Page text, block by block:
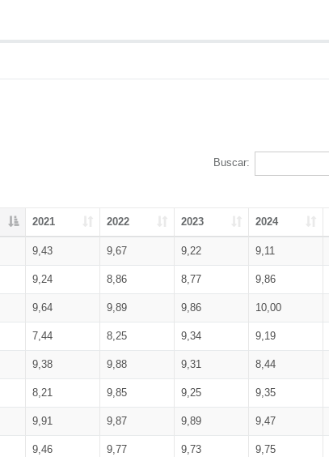
Buscar:
2021 2022 2023 2024
9,43 9,67 9,22 9,11
9,24 8,86 8,77 9,86
9,64 9,89 9,86 10,00
7,44 8,25 9,34 9,19
9,38 9,88 9,31 8,44
8,21 9,85 9,25 9,35
9,91 9,87 9,89 9,47
9,46 9,77 9,73 9,75